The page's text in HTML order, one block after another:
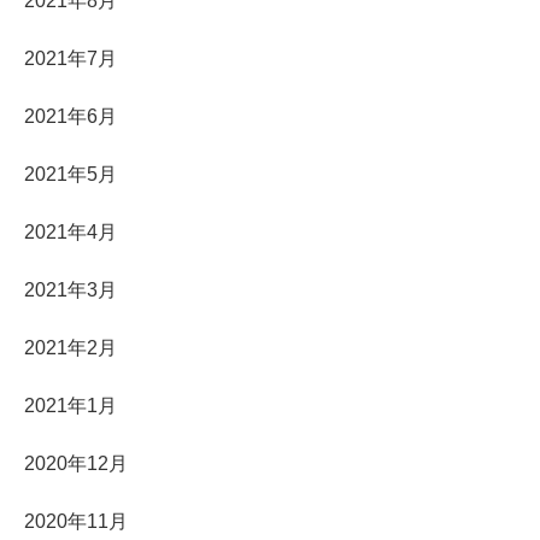
2021年7月
2021年6月
2021年5月
2021年4月
2021年3月
2021年2月
2021年1月
2020年12月
2020年11月